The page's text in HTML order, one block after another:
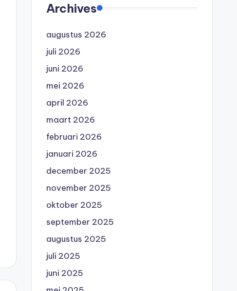
Archives
augustus 2026
juli 2026
juni 2026
mei 2026
april 2026
maart 2026
februari 2026
januari 2026
december 2025
november 2025
oktober 2025
september 2025
augustus 2025
juli 2025
juni 2025